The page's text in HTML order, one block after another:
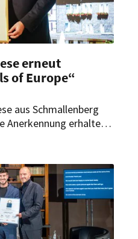
erneut
of Europe“
aus Schmallenberg
erhalten:
in der Kategorie